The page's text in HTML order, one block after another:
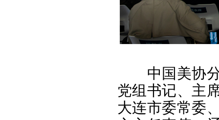
中国美协
党组书记、主
大连市委常委